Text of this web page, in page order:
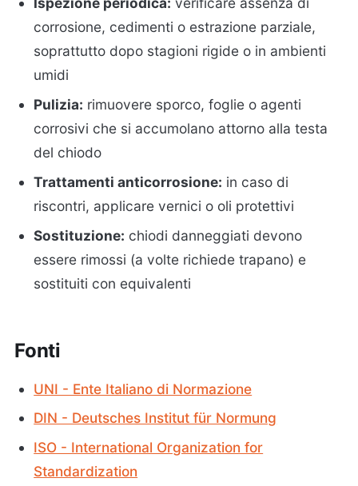
corrosione, cedimenti o estrazione parziale,
soprattutto dopo stagioni rigide o in ambienti
umidi
Pulizia: rimuovere sporco, foglie o agenti
corrosivi che si accumolano attorno alla testa
del chiodo
Trattamenti anticorrosione: in caso di
riscontri, applicare vernici o oli protettivi
Sostituzione: chiodi danneggiati devono
essere rimossi (a volte richiede trapano) e
sostituiti con equivalenti
Fonti
UNI - Ente Italiano di Normazione
DIN - Deutsches Institut für Normung
ISO - International Organization for
Standardization